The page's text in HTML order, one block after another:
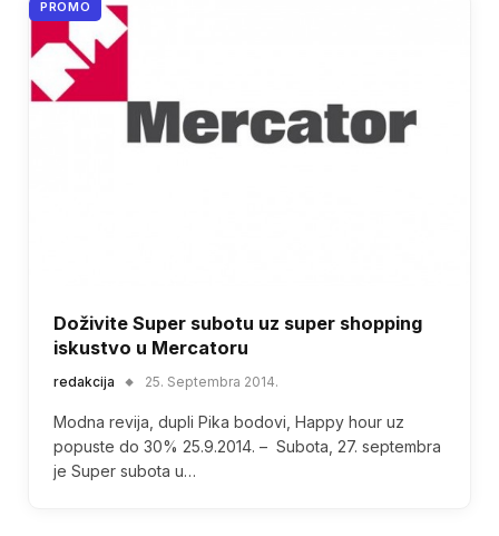
PROMO
Doživite Super subotu uz super shopping
iskustvo u Mercatoru
redakcija 25. Septembra 2014.
Modna revija, dupli Pika bodovi, Happy hour uz
popuste do 30% 25.9.2014. – Subota, 27. septembra
je Super subota u…